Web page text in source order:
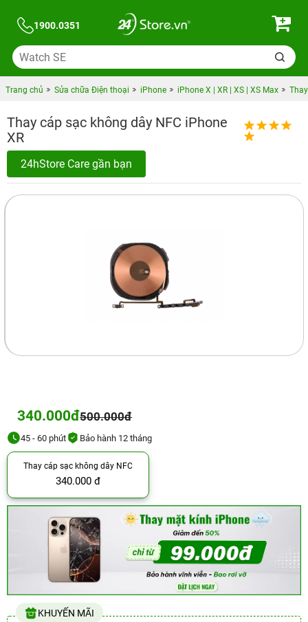
1900.0351
Trang chủ Sửa chữa Điện thoại iPhone iPhone X | XR | XS | XS Max
Thay cáp sạc không dây NFC iPhone
XR
24hStore Care gần bạn
340.000đ500.000đ
45 - 60 phút Bảo hành 12 tháng
Thay cáp sạc không dây NFC
340.000 đ
KHUYẾN MÃI